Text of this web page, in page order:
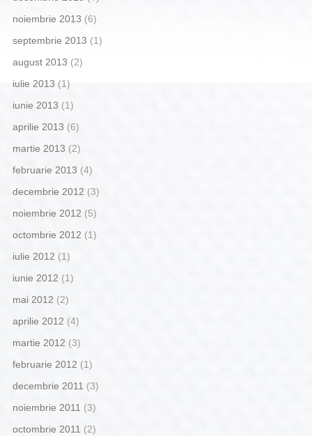
noiembrie 2013 (6)
septembrie 2013 (1)
august 2013 (2)
iulie 2013 (1)
iunie 2013 (1)
aprilie 2013 (6)
martie 2013 (2)
februarie 2013 (4)
decembrie 2012 (3)
noiembrie 2012 (5)
octombrie 2012 (1)
iulie 2012 (1)
iunie 2012 (1)
mai 2012 (2)
aprilie 2012 (4)
martie 2012 (3)
februarie 2012 (1)
decembrie 2011 (3)
noiembrie 2011 (3)
octombrie 2011 (2)